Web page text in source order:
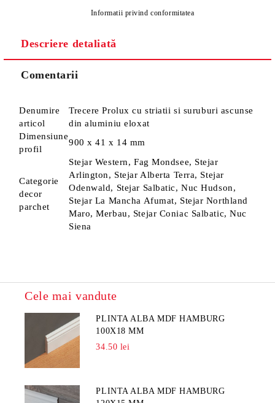
Sunt de acord cuPolitica de confidentialitate
Noi vă vom contacta pentru finalizarea comenzii.
Informatii privind conformitatea
Descriere detaliată
Comentarii
Denumire
articol
Trecere Prolux cu striatii si suruburi ascunse
din aluminiu eloxat
Dimensiune
profil
900 x 41 x 14 mm
Categorie
decor
parchet
Stejar Western, Fag Mondsee, Stejar
Arlington, Stejar Alberta Terra, Stejar
Odenwald, Stejar Salbatic, Nuc Hudson,
Stejar La Mancha Afumat, Stejar Northland
Maro, Merbau, Stejar Coniac Salbatic, Nuc
Siena
Cele mai vandute
PLINTA ALBA MDF HAMBURG
100X18 MM
34.50 lei
PLINTA ALBA MDF HAMBURG